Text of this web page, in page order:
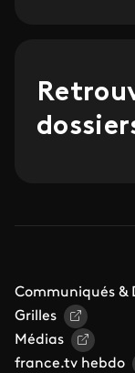
Communiqués &
Grilles
Médias
france.tv hebdo